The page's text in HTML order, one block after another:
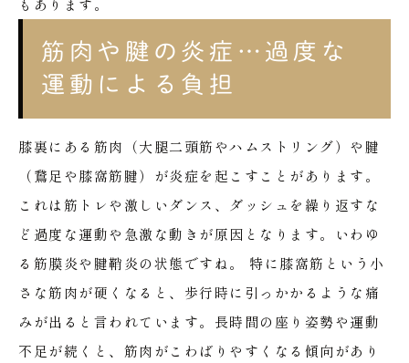
もあります。
筋肉や腱の炎症…過度な
運動による負担
膝裏にある筋肉（大腿二頭筋やハムストリング）や腱
（鵞足や膝窩筋腱）が炎症を起こすことがあります。
これは筋トレや激しいダンス、ダッシュを繰り返すな
ど過度な運動や急激な動きが原因となります。いわゆ
る筋膜炎や腱鞘炎の状態ですね。
特に膝窩筋という小
さな筋肉が硬くなると、歩行時に引っかかるような痛
みが出ると言われています。長時間の座り姿勢や運動
不足が続くと、筋肉がこわばりやすくなる傾向があり